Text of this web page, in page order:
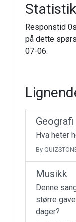
Responstid
på dette
07-06.
Geografi
Hva heter
By
Musikk
Denne
større
dager?